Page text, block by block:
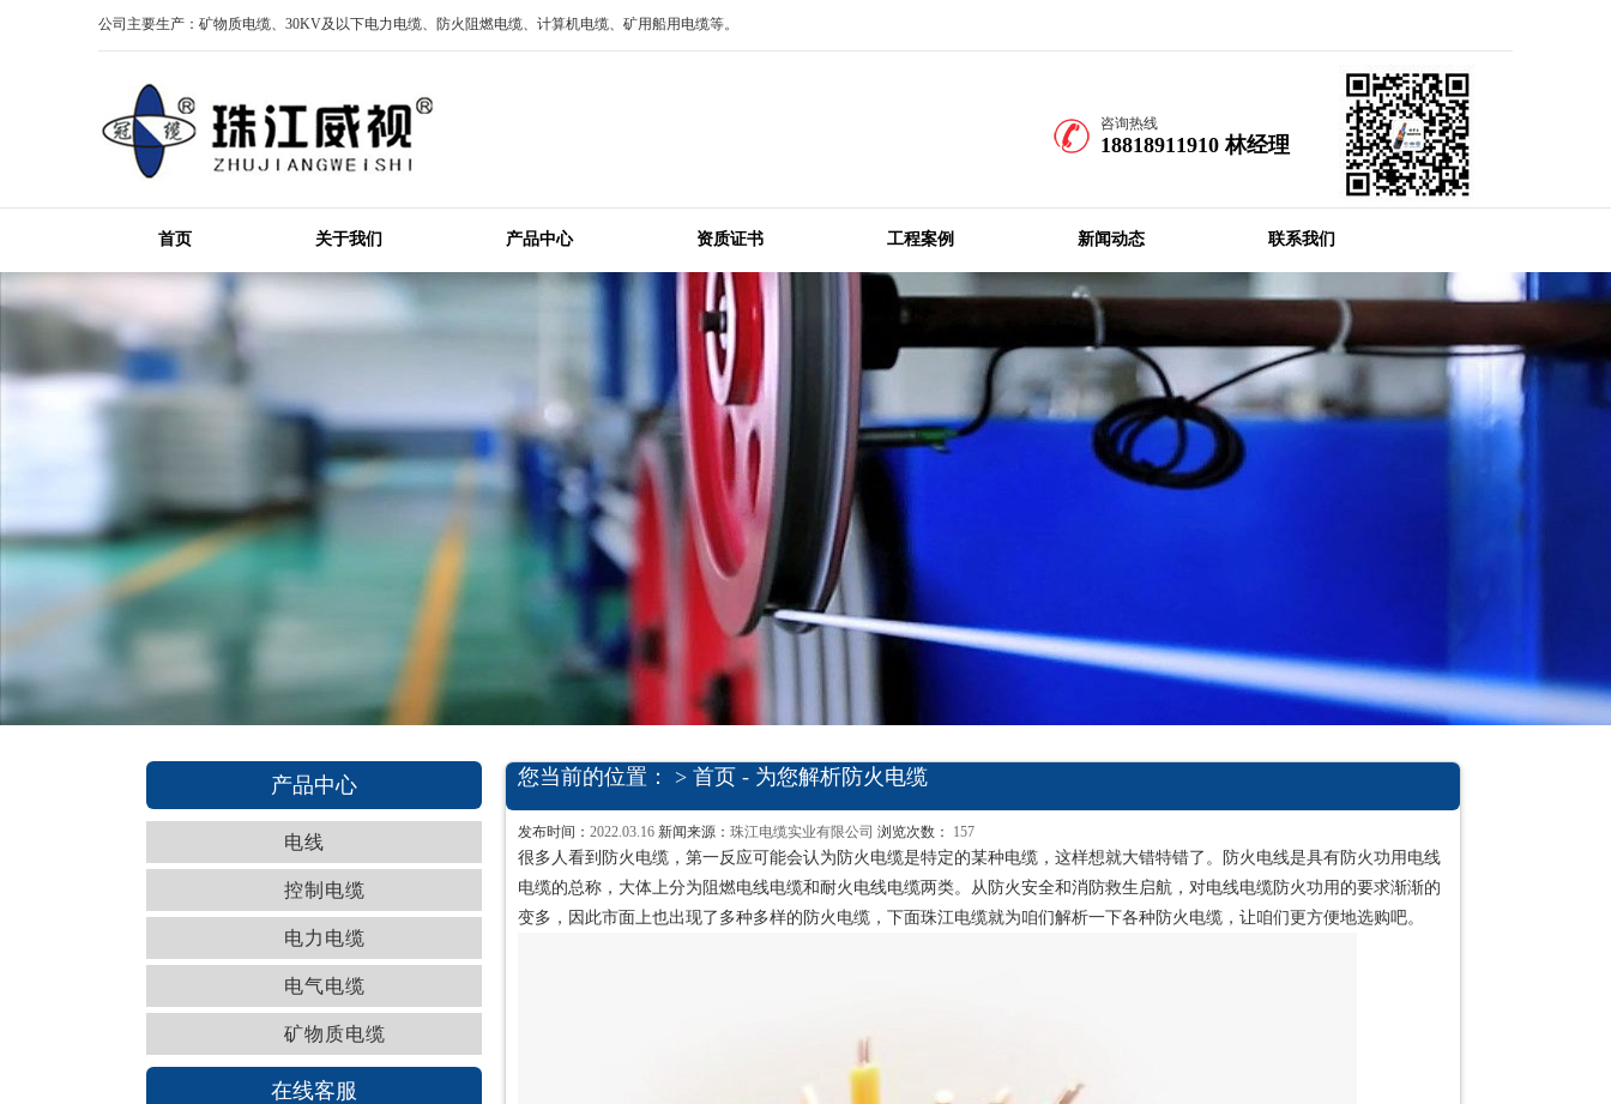
公司主要生产：矿物质电缆、30KV及以下电力电缆、防火阻燃电缆、计算机电缆、矿用船用电缆等。
咨询热线
18818911910 林经理
首页 关于我们 产品中心 资质证书 工程案例 新闻动态 联系我们
产品中心
电线
控制电缆
电力电缆
电气电缆
矿物质电缆
在线客服
您当前的位置： > 首页 - 为您解析防火电缆
发布时间： 2022.03.16 新闻来源： 珠江电缆实业有限公司 浏览次数： 157
很多人看到防火电缆，第一反应可能会认为防火电缆是特定的某种电缆，这样想就大错特错了。防火电线是具有防火功用电线
电缆的总称，大体上分为阻燃电线电缆和耐火电线电缆两类。从防火安全和消防救生启航，对电线电缆防火功用的要求渐渐的
变多，因此市面上也出现了多种多样的防火电缆，下面珠江电缆就为咱们解析一下各种防火电缆，让咱们更方便地选购吧。